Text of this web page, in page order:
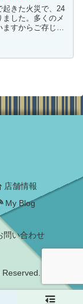
起きた火災で、24
ました。多くのメ
すからご存じの
くなったことにつ
店舗情報
My Blog
問い合わせ